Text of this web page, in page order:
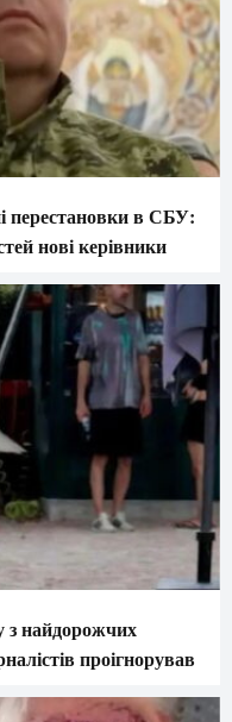
перестановки в СБУ:
нові керівники
з найдорожчих
проігнорував